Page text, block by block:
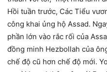
Hồi tuần trước, Các Tiểu
công khai ủng hộ Assad.
phần lớn vào rắc rối của
đồng minh Hezbollah của
chế độ cũ hơn chế độ mới.